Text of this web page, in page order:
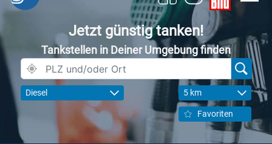
Jetzt günstig tanken!
Tankstellen in Deiner Umgebung finden
Diesel 5 km
Favoriten